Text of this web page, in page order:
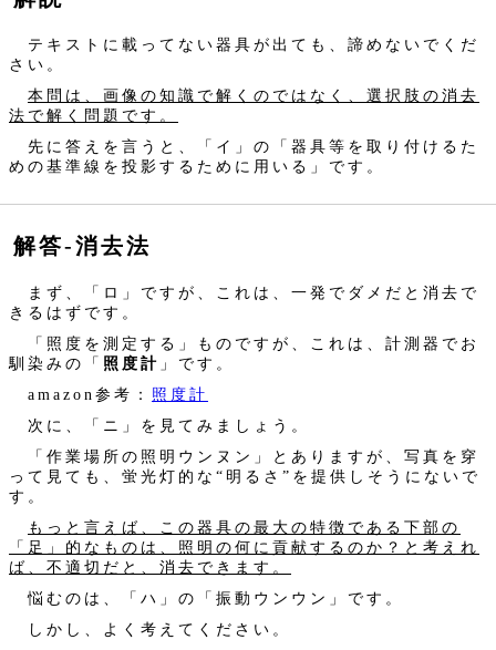
テキストに載ってない器具が出ても、諦めないでくだ
さい。
本問は、画像の知識で解くのではなく、選択肢の消去
法で解く問題です。
先に答えを言うと、「イ」の「器具等を取り付けるた
めの基準線を投影するために用いる」です。
解答‐消去法
まず、「ロ」ですが、これは、一発でダメだと消去で
きるはずです。
「照度を測定する」ものですが、これは、計測器でお
馴染みの「 照度計 」です。
amazon参考： 照度計
次に、「ニ」を見てみましょう。
「作業場所の照明ウンヌン」とありますが、写真を穿
って見ても、蛍光灯的な“明るさ”を提供しそうにないで
す。
もっと言えば、この器具の最大の特徴である下部の
「足」的なものは、照明の何に貢献するのか？と考えれ
ば、不適切だと、消去できます。
悩むのは、「ハ」の「振動ウンウン」です。
しかし、よく考えてください。